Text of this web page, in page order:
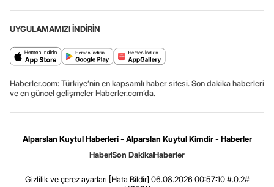
UYGULAMAMIZI İNDİRİN
Haberler.com: Türkiye’nin en kapsamlı haber sitesi. Son dakika haberleri
ve en güncel gelişmeler Haberler.com’da.
Alparslan Kuytul Haberleri - Alparslan Kuytul Kimdir - Haberler
HaberSon DakikaHaberler
Gizlilik ve çerez ayarları [Hata Bildir] 06.08.2026 00:57:10 #.0.2#